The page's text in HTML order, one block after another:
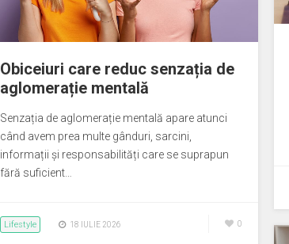
Obiceiuri care reduc senzația de
aglomerație mentală
Senzația de aglomerație mentală apare atunci
când avem prea multe gânduri, sarcini,
informații și responsabilități care se suprapun
fără suficient…
Lifestyle 18 IULIE 2026 0